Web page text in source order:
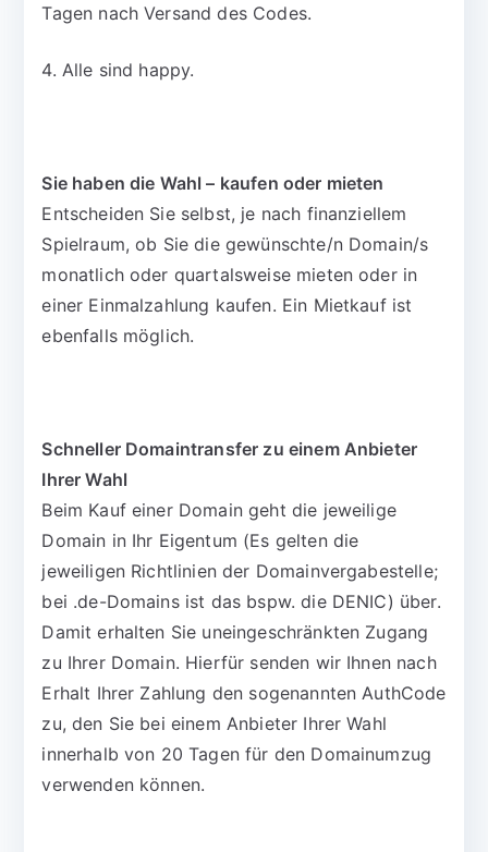
Tagen nach Versand des Codes.
4. Alle sind happy.
Sie haben die Wahl – kaufen oder mieten
Entscheiden Sie selbst, je nach finanziellem
Spielraum, ob Sie die gewünschte/n Domain/s
monatlich oder quartalsweise mieten oder in
einer Einmalzahlung kaufen. Ein Mietkauf ist
ebenfalls möglich.
Schneller Domaintransfer zu einem Anbieter
Ihrer Wahl
Beim Kauf einer Domain geht die jeweilige
Domain in Ihr Eigentum (Es gelten die
jeweiligen Richtlinien der Domainvergabestelle;
bei .de-Domains ist das bspw. die DENIC) über.
Damit erhalten Sie uneingeschränkten Zugang
zu Ihrer Domain. Hierfür senden wir Ihnen nach
Erhalt Ihrer Zahlung den sogenannten AuthCode
zu, den Sie bei einem Anbieter Ihrer Wahl
innerhalb von 20 Tagen für den Domainumzug
verwenden können.